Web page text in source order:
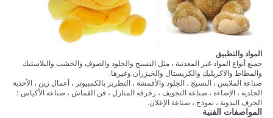
المواد والتطبيق
جميع أنواع المواد غير المعدنية ، مثل النسيج والجلود والصوف والخشب والبلاستيك
والمطاط والاكريليك والكريستال والخيزران وغيرها.
صناعة الملابس ، النسيج ، الجلود والأقمشة ، التطريز بالكمبيوتر ، أعمال زين ، الأحذية
الجلدية ، الإضاءة ، صناعة التجويف ، زخرفة المنازل ، فن القماش ، صناعة الأكياس ؛
الحرف اليدوية ، نموذج ، صناعة الإعلان.
المواصفات الفنية